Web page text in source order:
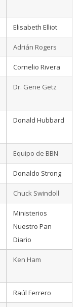
Elisabeth Elliot
Adrián Rogers
Cornelio Rivera
Dr. Gene Getz
Donald Hubbard
Equipo de BBN
Donaldo Strong
Chuck Swindoll
Ministerios
Nuestro Pan
Diario
Ken Ham
Raúl Ferrero